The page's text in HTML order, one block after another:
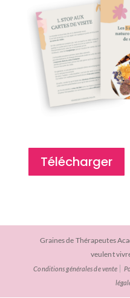
Télécharger
Graines de Thérapeutes
veulent
Conditions générales de vente